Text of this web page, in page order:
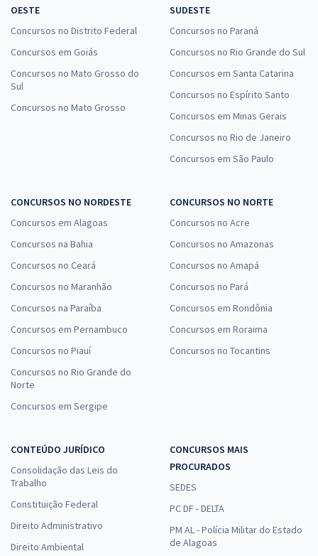
OESTE
Concursos no Distrito Federal
Concursos em Goiás
Concursos no Mato Grosso do
Sul
Concursos no Mato Grosso
SUDESTE
Concursos no Paraná
Concursos no Rio Grande do Sul
Concursos em Santa Catarina
Concursos no Espírito Santo
Concursos em Minas Gerais
Concursos no Rio de Janeiro
Concursos em São Paulo
CONCURSOS NO NORDESTE
Concursos em Alagoas
Concursos na Bahia
Concursos no Ceará
Concursos no Maranhão
Concursos na Paraíba
Concursos em Pernambuco
Concursos no Piauí
Concursos no Rio Grande do
Norte
Concursos em Sergipe
CONCURSOS NO NORTE
Concursos no Acre
Concursos no Amazonas
Concursos no Amapá
Concursos no Pará
Concursos em Rondônia
Concursos em Roraima
Concursos no Tocantins
CONTEÚDO JURÍDICO
Consolidação das Leis do
Trabalho
Constituição Federal
Direito Administrativo
Direito Ambiental
CONCURSOS MAIS
PROCURADOS
SEDES
PC DF - DELTA
PM AL - Polícia Militar do Estado
de Alagoas